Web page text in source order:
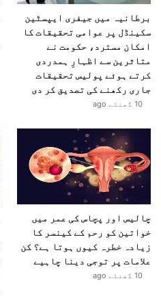
برطانیہ میں جیفری ایپسٹین
سکینڈل پر عوامی تحقیقات کا
امکان مسترد، حکومت نے
متاثرین سے اظہارِ ہمدردی
کرتے ہوئے پولیس تحقیقات
جاری رکھنے کی تصدیق کر دی
10 گھنٹے ago
چالیس اور پچاس کی عمر میں
خواتین کو رحم کے کینسر کا
زیادہ خطرہ کیوں ہوتا ہے؟ کن
علامات پر توجی دینا چاہیے
10 گھنٹے ago